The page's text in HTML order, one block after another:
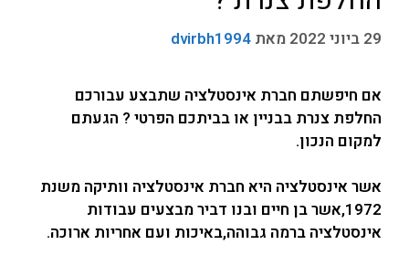
29 ביוני 2022 מאת dvirbh1994
אם חיפשתם חברת אינסטלציה שתבצע עבורכם
החלפת צנרת בבניין או בביתכם הפרטי ? הגעתם
למקום הנכון.
אשר אינסטלציה היא חברת אינסטלציה וותיקה משנת
1972,אשר בן חיים ובנו דביר מבצעים עבודות
אינסטלציה ברמה גבוהה,באיכות ועם אחריות ארוכה.